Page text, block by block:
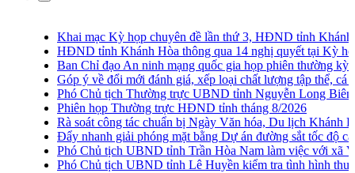
Khai mạc Kỳ họp chuyên đề lần thứ 3, HĐND tỉnh Khánh
HĐND tỉnh Khánh Hòa thông qua 14 nghị quyết tại Kỳ họp
Ban Chỉ đạo An ninh mạng quốc gia họp phiên thường kỳ
Góp ý về đổi mới đánh giá, xếp loại chất lượng tập thể, cá
Phó Chủ tịch Thường trực UBND tỉnh Nguyễn Long Biên
Phiên họp Thường trực HĐND tỉnh tháng 8/2026
Rà soát công tác chuẩn bị Ngày Văn hóa, Du lịch Khánh
Đẩy nhanh giải phóng mặt bằng Dự án đường sắt tốc độ
Phó Chủ tịch UBND tỉnh Trần Hòa Nam làm việc với xã
Phó Chủ tịch UBND tỉnh Lê Huyền kiểm tra tình hình thu